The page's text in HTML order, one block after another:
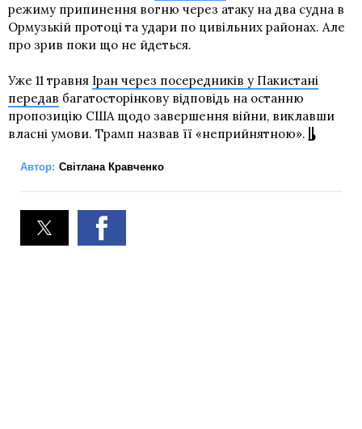
режиму припинення вогню через атаку на два судна в
Ормузькій протоці та удари по цивільних районах. Але
про зрив поки що не йдеться.
Уже 11 травня Іран через посередників у Пакистані
передав багатосторінкову відповідь на останню
пропозицію США щодо завершення війни, виклавши
власні умови. Трамп назвав її «неприйнятною».
Автор: Світлана Кравченко